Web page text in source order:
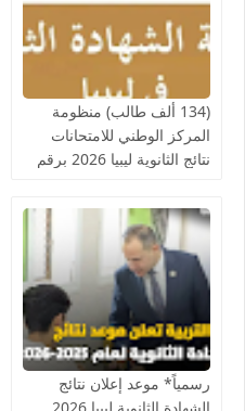
(134 ألف طالب) منظومة
المركز الوطني للامتحانات
نتائج الثانوية ليبيا 2026 برقم
وخطوات استخراج النتيجة
رسمياً* موعد إعلان نتائج